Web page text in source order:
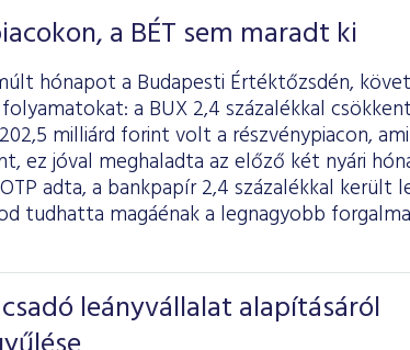
a BÉT sem maradt ki
hónapot a Budapesti Értéktőzsdén,
a BUX 2,4 százalékkal
milliárd forint volt a részvénypiacon,
ez jóval meghaladta az előző két nyári
adta, a bankpapír 2,4 százalékkal került
tudhatta magáénak a legnagyobb
leányvállalat alapításáról